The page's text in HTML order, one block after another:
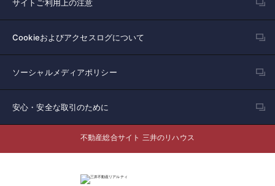
サイトご利用上の注意
Cookieおよびアクセスログについて
ソーシャルメディアポリシー
安心・安全な取引のために
不動産総合サイト 三井のリハウス